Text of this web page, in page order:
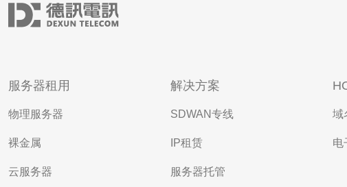
服务器租用
物理服务器
裸金属
云服务器
解决方案
SDWAN专线
IP租赁
服务器托管
域
电